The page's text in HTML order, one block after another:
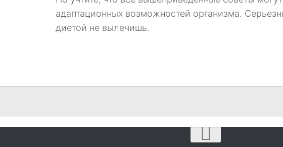
адаптационных возможностей организма.
диетой не вылечишь.